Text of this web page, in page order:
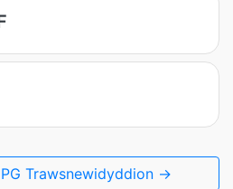
Trawsnewidyddion →